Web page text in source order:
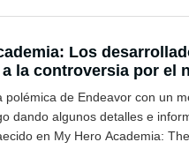
Los
la controversia por el
polémica de Endeavor con un
dando algunos detalles e
en My Hero Academia: